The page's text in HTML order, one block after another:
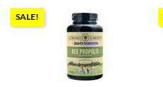
SALE!